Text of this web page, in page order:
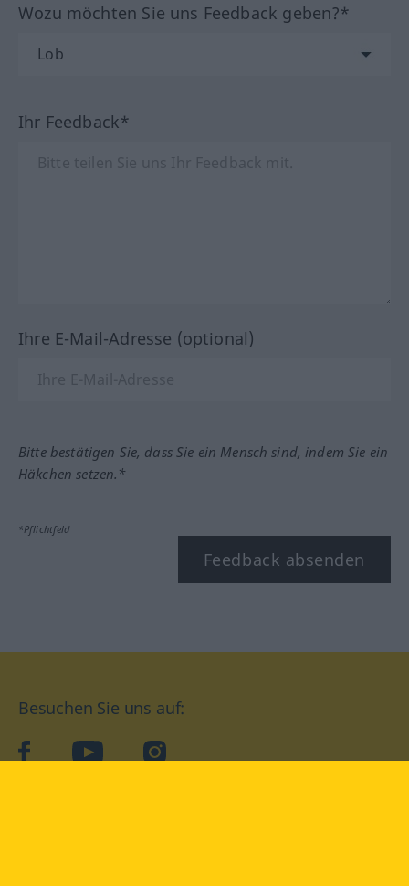
Wozu möchten Sie uns Feedback geben?*
Ihr Feedback*
Ihre E-Mail-Adresse (optional)
Bitte bestätigen Sie, dass Sie ein Mensch sind, indem Sie ein
Häkchen setzen.*
*Pflichtfeld
Feedback absenden
Besuchen Sie uns auf:
facebookYouTube Instagram